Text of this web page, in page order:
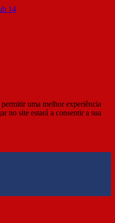
14
uma melhor experiência
no site estará a consentir a sua